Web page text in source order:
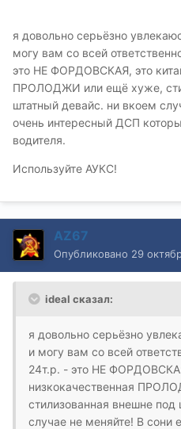
я довольно серьёзно
могу вам со всей
это НЕ ФОРДОВСКАЯ, это
ПРОЛОДЖИ или ещё хуже,
штатный девайс. ни вкоем
очень интересный ДСП
водителя.
Используйте АУКС!
AZ67
Опубликовано 29
ideal сказал:
я довольно серьёзно
и могу вам со всей
24т.р. - это НЕ
низкокачественная
стилизованная внешне
случае не меняйте! В сони